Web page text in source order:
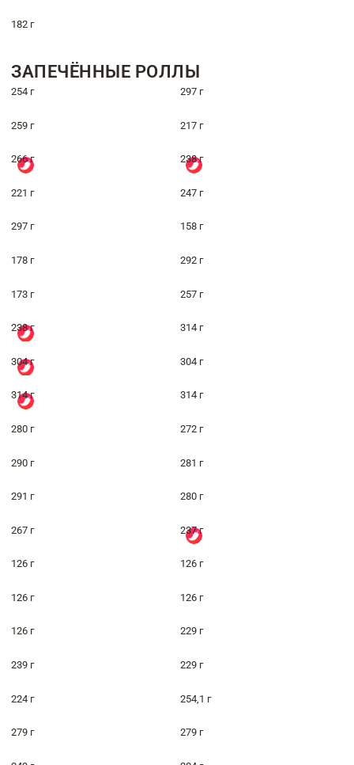
182 г
ЗАПЕЧЁННЫЕ РОЛЛЫ
254 г 297 г
259 г 217 г
266 г 238 г
221 г 247 г
297 г 158 г
178 г 292 г
173 г 257 г
238 г 314 г
304 г 304 г
314 г 314 г
280 г 272 г
290 г 281 г
291 г 280 г
267 г 237 г
126 г 126 г
126 г 126 г
126 г 229 г
239 г 229 г
224 г 254,1 г
279 г 279 г